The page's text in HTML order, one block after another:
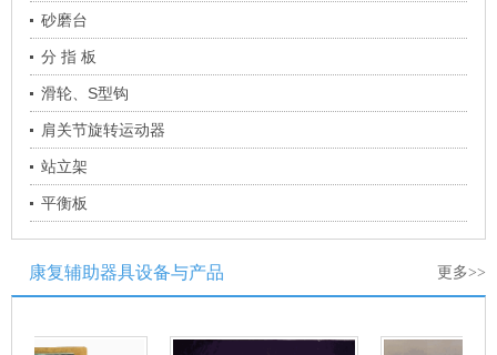
砂磨台
分 指 板
滑轮、S型钩
肩关节旋转运动器
站立架
平衡板
更多>>
康复辅助器具设备与产品